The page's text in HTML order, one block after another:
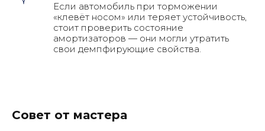
Если автомобиль при торможении
«клевёт носом» или теряет устойчивость,
стоит проверить состояние
амортизаторов — они могли утратить
свои демпфирующие свойства.
Совет от мастера